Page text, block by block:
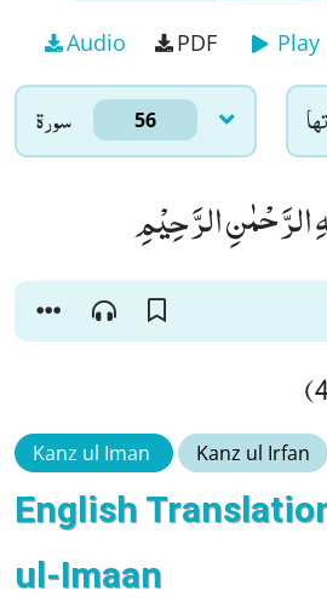
Audio PDF Play
سورۃ 56
الرَّحْمٰنِ الرَّحِیْمِ
Kanz ul Iman Kanz ul Irfan
English
ul-Imaan